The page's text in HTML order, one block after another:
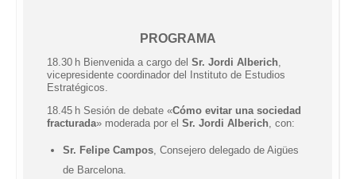
PROGRAMA
18.30 h Bienvenida a cargo del Sr. Jordi Alberich,
vicepresidente coordinador del Instituto de Estudios
Estratégicos.
18.45 h Sesión de debate «Cómo evitar una sociedad
fracturada» moderada por el Sr. Jordi Alberich, con:
Sr. Felipe Campos, Consejero delegado de Aigües
de Barcelona.